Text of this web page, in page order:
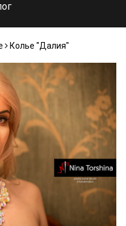
Колье "Далия"